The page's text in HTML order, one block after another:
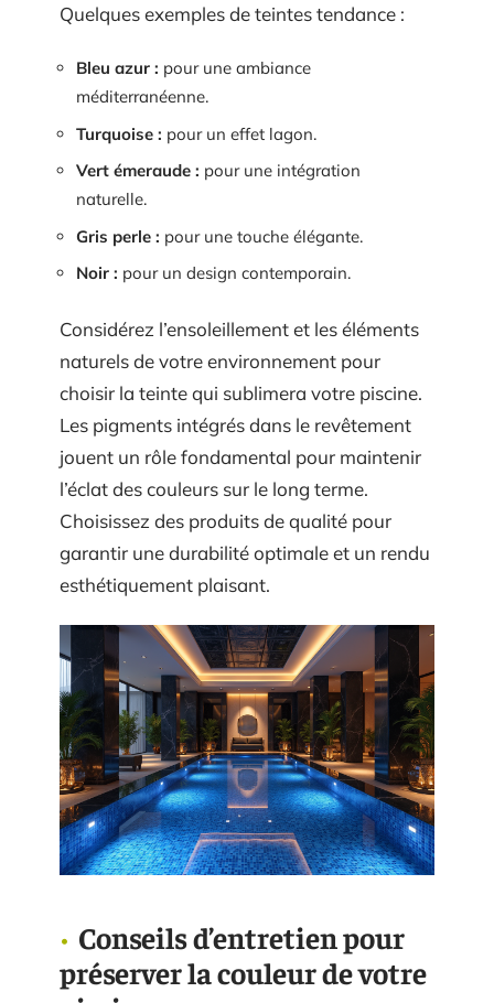
Quelques exemples de teintes tendance :
Bleu azur : pour une ambiance
méditerranéenne.
Turquoise : pour un effet lagon.
Vert émeraude : pour une intégration
naturelle.
Gris perle : pour une touche élégante.
Noir : pour un design contemporain.
Considérez l’ensoleillement et les éléments
naturels de votre environnement pour
choisir la teinte qui sublimera votre piscine.
Les pigments intégrés dans le revêtement
jouent un rôle fondamental pour maintenir
l’éclat des couleurs sur le long terme.
Choisissez des produits de qualité pour
garantir une durabilité optimale et un rendu
esthétiquement plaisant.
Conseils d’entretien pour
préserver la couleur de votre